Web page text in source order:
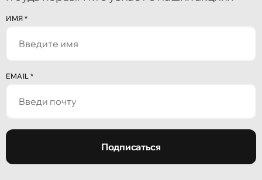
ИМЯ *
EMAIL *
Подписаться